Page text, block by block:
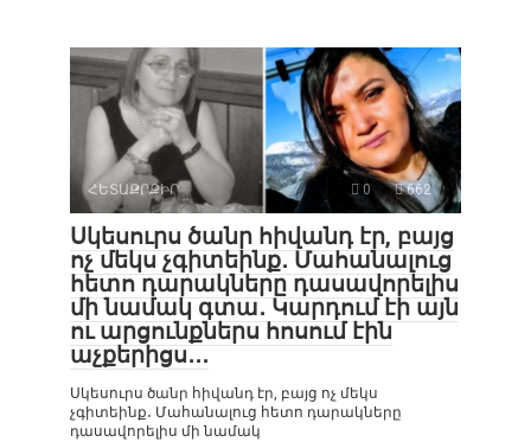
ՀԵՏԱՔՐՔԻՐ 0 662
Սկեսուրս ծանր հիվանդ էր, բայց
ոչ մեկս չգիտեինք․ Մահանալուց
հետո դարակները դասավորելիս
մի նամակ գտա․ Կարդում էի այն
ու արցունքներս հոսում էին
աչքերիցս․․․
Սկեսուրս ծանր հիվանդ էր, բայց ոչ մեկս
չգիտեինք․ Մահանալուց հետո դարակները
դասավորելիս մի նամակ